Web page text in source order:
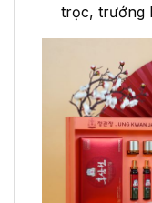
trọc, trướng